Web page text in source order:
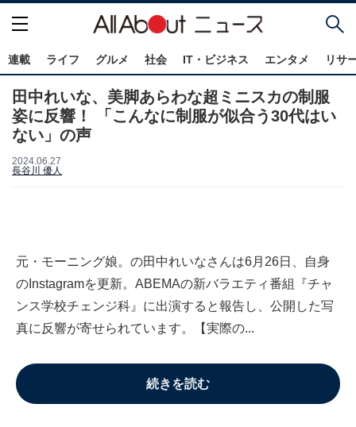
連載 ライフ グルメ 社会 IT・ビジネス エンタメ リサ
田中れいな、美脚あらわな超ミニスカの制服
姿に反響！ 「こんなに制服が似合う30代はい
ない」の声
2024.06.27
長谷川 優人
元・モーニング娘。の田中れいなさんは6月26日、自身
のInstagramを更新。ABEMAの新バラエティ番組『チャ
ンス学校チェンジ科』に出演すると報告し、公開した写
真に反響が寄せられています。【実際の...
続きを読む